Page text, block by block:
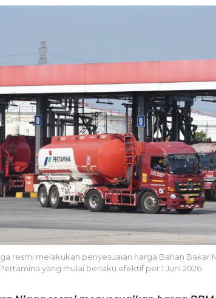
resmi melakukan penyesuaian harga Bahan Bakar
yang mulai berlaku efektif per 1 Juni 2026